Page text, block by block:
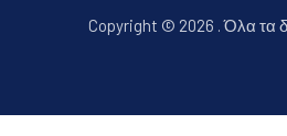
Copyright © 2026 .Όλα τα